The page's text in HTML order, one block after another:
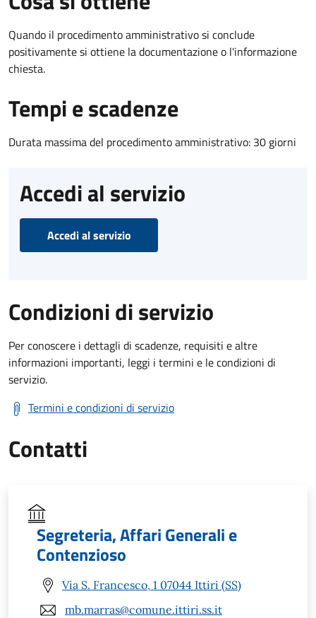
Quando il procedimento amministrativo si conclude
positivamente si ottiene la documentazione o l'informazione
chiesta.
Tempi e scadenze
Durata massima del procedimento amministrativo: 30 giorni
Accedi al servizio
Accedi al servizio
Condizioni di servizio
Per conoscere i dettagli di scadenze, requisiti e altre
informazioni importanti, leggi i termini e le condizioni di
servizio.
Termini e condizioni di servizio
Contatti
Segreteria, Affari Generali e
Contenzioso
Via S. Francesco, 1 07044 Ittiri (SS)
mb.marras@comune.ittiri.ss.it